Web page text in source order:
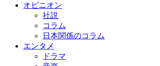
オピニオン
社説
コラム
日本関係のコラム
エンタメ
ドラマ